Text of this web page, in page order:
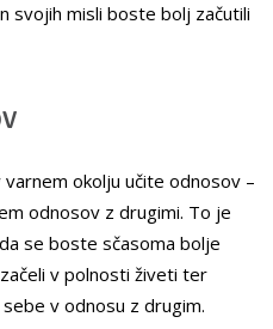
svojih misli boste bolj začutili
okolju učite odnosov –
odnosov z drugimi. To je
se boste sčasoma bolje
v polnosti živeti ter
v odnosu z drugim.